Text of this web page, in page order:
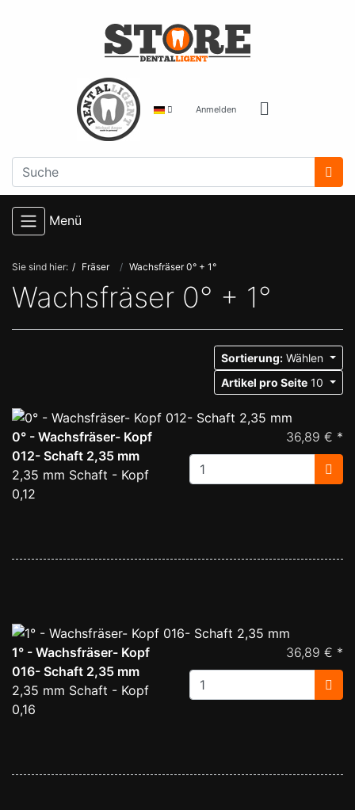
Anmelden
Menü
Sie sind hier: Fräser Wachsfräser 0° + 1°
Wachsfräser 0° + 1°
Sortierung: Wählen
Artikel pro Seite 10
0° - Wachsfräser- Kopf
012- Schaft 2,35 mm
2,35 mm Schaft - Kopf
0,12
36,89 € *
1° - Wachsfräser- Kopf
016- Schaft 2,35 mm
2,35 mm Schaft - Kopf
0,16
36,89 € *